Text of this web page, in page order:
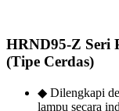
HRND95-Z Seri
(Tipe Cerdas)
◆ Dilengkapi
lampu secara